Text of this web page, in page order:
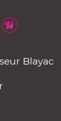
Blayac